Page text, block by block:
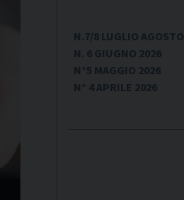
N.7/8 LUGLIO AGOSTO
N. 6 GIUGNO 2026
N°5 MAGGIO 2026
N° 4 APRILE 2026